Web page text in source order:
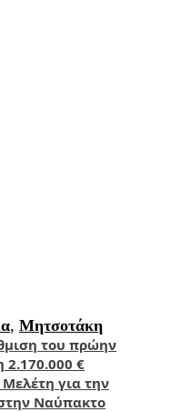
, Μητσοτάκη
του πρώην
2.170.000 €
για την
Ναύπακτο